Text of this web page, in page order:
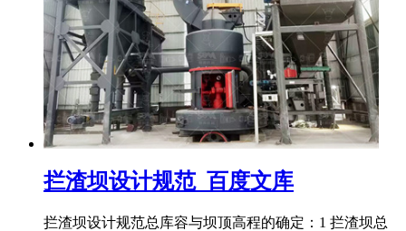
拦渣坝设计规范_百度文库
拦渣坝设计规范总库容与坝顶高程的确定：1 拦渣坝总